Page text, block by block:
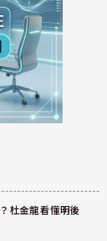
杜金龍看懂明後